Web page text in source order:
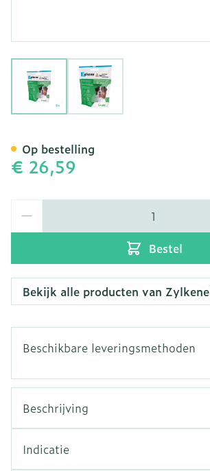
View larger imageView larger image
€ 26,59
Bestel
Op bestelling
Bekijk alle producten van Zylkene
Beschikbare leveringsmethoden
Beschrijving
Zylkène
Indicatie